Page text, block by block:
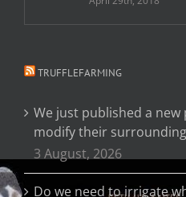
TRUFFLEFARMING
We just published a
modify their
3 August, 2026
Do we need to irrigate